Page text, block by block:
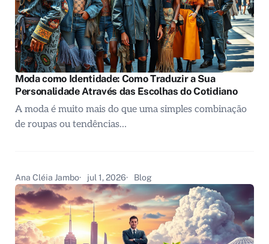
Moda como Identidade: Como Traduzir a Sua
Personalidade Através das Escolhas do Cotidiano
A moda é muito mais do que uma simples combinação
de roupas ou tendências…
Ana Cléia Jambo jul 1, 2026 Blog